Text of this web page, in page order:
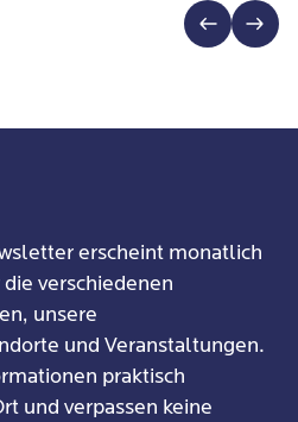
erscheint monatlich
verschiedenen
unsere
und Veranstaltungen.
praktisch
und verpassen keine